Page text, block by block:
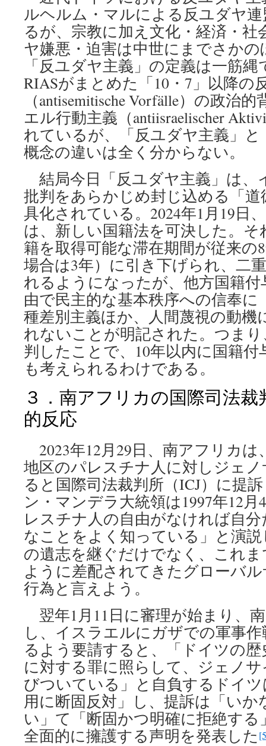
ルヘルム・マルによる反ユダヤ
るが、宗教に加え文化・経済・
ヤ嫌悪・迫害は中世にまでさか
「反ユダヤ主義」の定義は一筋
RIASがまとめた「10・7」以降の
（antisemitische Vorfälle）の政治
エル行動主義（antiisraelischer
れているが、「反ユダヤ主義」
概念の違いは全く分からない。
結局今日「反ユダヤ主義」は、
批判をあらかじめ封じ込める「
具化されている。2024年1月19日
は、新しい国籍法を可決した。
籍を取得可能な滞在期間が従来の
場合は3年）に引き下げられ、二
れるようになったが、他方国籍
由で民主的な基本秩序への信奉に
種差別主義ほか、人間蔑視の動機
れないことが明記された。つま
判したことで、10年以内に国籍
も考えられるわけである。
３．南アフリカの国際司法
的反応
2023年12月29日、南アフリカ
地区のパレスチナ人に対しジェ
ると国際司法裁判所（ICJ）に提
ン・マンデラ大統領は1997年12
レスチナ人の自由がなければ自
なことをよく知っている」と演
の遺志を継ぐだけでなく、これ
ように差配されてきたグローバ
行為と言えよう。
翌年1月11日に審理が始まり、
し、イスラエルにガザでの軍事
るよう要請すると、「ドイツの
に対する罪に照らして、ジェノ
びついている」と自負するドイ
用に断固反対」し、提訴は「い
い」て「断固かつ明確に拒絶す
全面的に擁護する声明を発表した